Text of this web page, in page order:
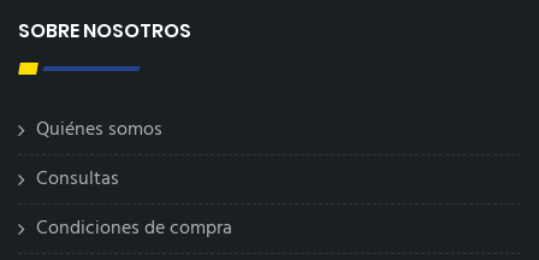
SOBRE NOSOTROS
Quiénes somos
Consultas
Condiciones de compra